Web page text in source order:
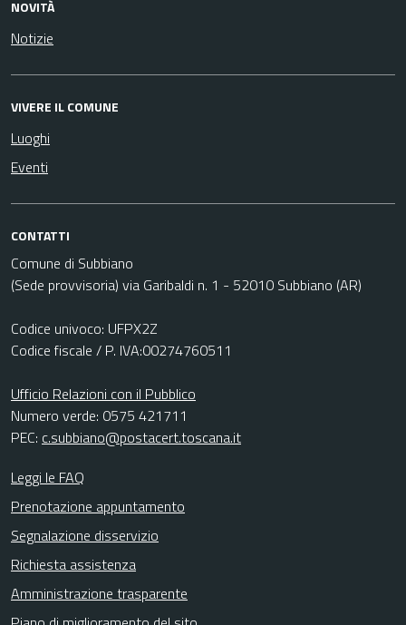
NOVITÀ
Notizie
VIVERE IL COMUNE
Luoghi
Eventi
CONTATTI
Comune di Subbiano
(Sede provvisoria) via Garibaldi n. 1 - 52010 Subbiano (AR)
Codice univoco: UFPX2Z
Codice fiscale / P. IVA:00274760511
Ufficio Relazioni con il Pubblico
Numero verde: 0575 421711
PEC: c.subbiano@postacert.toscana.it
Leggi le FAQ
Prenotazione appuntamento
Segnalazione disservizio
Richiesta assistenza
Amministrazione trasparente